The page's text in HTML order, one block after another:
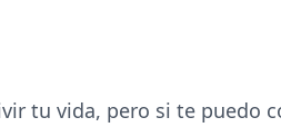
tu vida, pero si te puedo